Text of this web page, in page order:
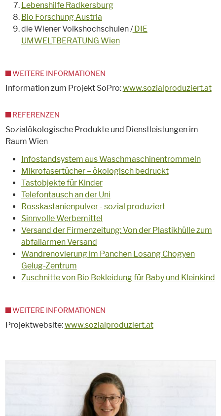
Lebenshilfe Radkersburg
Bio Forschung Austria
die Wiener Volkshochschulen /DIE
UMWELTBERATUNG Wien
WEITERE INFORMATIONEN
Information zum Projekt SoPro:www.sozialproduziert.at
REFERENZEN
Sozialökologische Produkte und Dienstleistungen im
Raum Wien
Infostandsystem aus Waschmaschinentrommeln
Mikrofasertücher – ökologisch bedruckt
Tastobjekte für Kinder
Telefontausch an der Uni
Rosskastanienpulver - sozial produziert
Sinnvolle Werbemittel
Versand der Firmenzeitung: Von der Plastikhülle zum
abfallarmen Versand
Wandrenovierung im Panchen Losang Chogyen
Gelug-Zentrum
Zuschnitte von Bio Bekleidung für Baby und Kleinkind
WEITERE INFORMATIONEN
Projektwebsite:www.sozialproduziert.at